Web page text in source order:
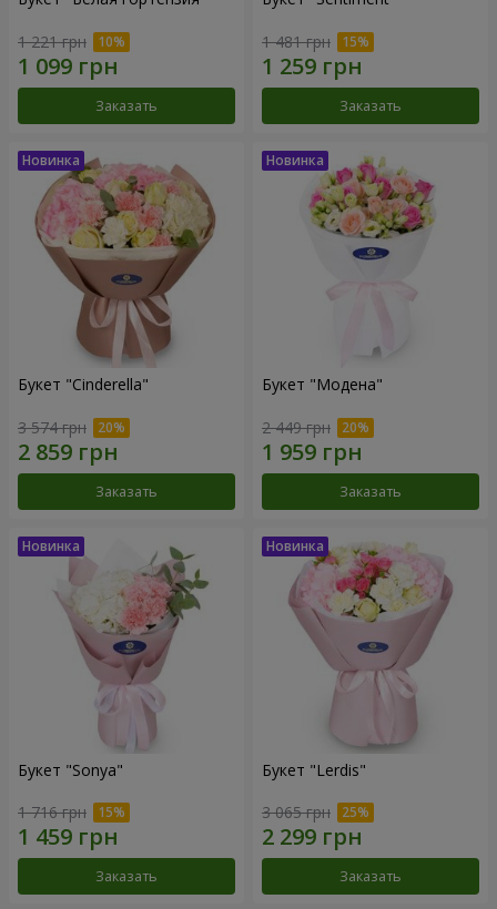
1 221 грн
Заказать
1 481 грн
Заказать
Букет "Cinderella"
3 574 грн
Заказать
Букет "Модена"
2 449 грн
Заказать
Букет "Sonya"
1 716 грн
Заказать
Букет "Lerdis"
3 065 грн
Заказать